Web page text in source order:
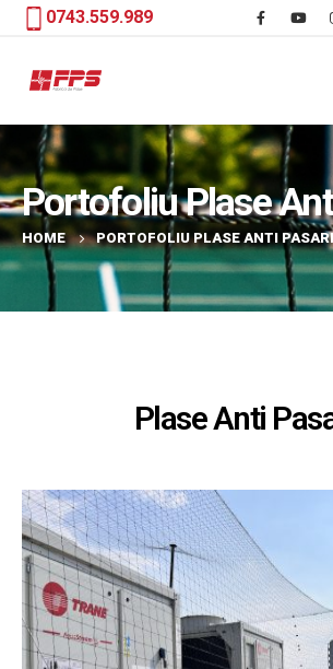
0743.559.989
Portofoliu Plase
HOME PORTOFOLIU PLASE ANTI PASARI
Plase Anti